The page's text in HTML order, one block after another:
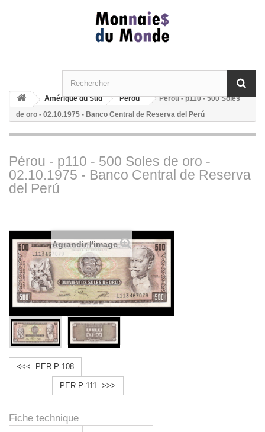
Amérique du Sud Pérou
Pérou - p110 - 500 Soles
de oro - 02.10.1975 - Banco Central de Reserva del Perú
Pérou - p110 - 500 Soles de oro -
02.10.1975 - Banco Central de Reserva
del Perú
Agrandir l'image
<<< PER P-108
PER P-111 >>>
Fiche technique